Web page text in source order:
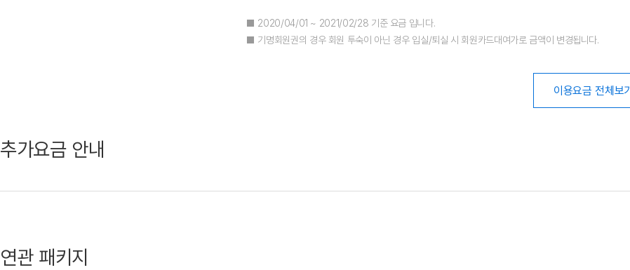
■ 2020/04/01 ~ 2021/02/28 기준 요금 입니다.
■ 기명회원권의 경우 회원 투숙이 아닌 경우 입실/퇴실 시 회원카드대여가로 금액이 변경됩니다.
이용요금 전체보기
추가요금 안내
연관 패키지